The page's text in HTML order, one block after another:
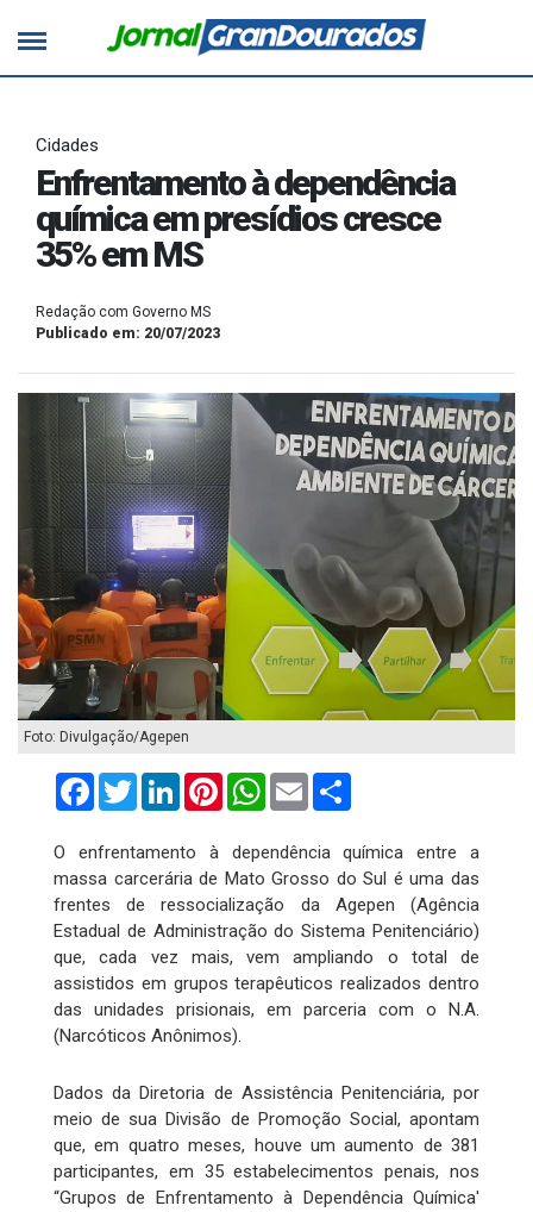
Cidades
Enfrentamento à dependência
química em presídios cresce
35% em MS
Redação com Governo MS
Publicado em: 20/07/2023
Foto: Divulgação/Agepen
FacebookTwitterLinkedInPinterestWhatsApp
Email
O enfrentamento à dependência química entre a
massa carcerária de Mato Grosso do Sul é uma das
frentes de ressocialização da Agepen (Agência
Estadual de Administração do Sistema Penitenciário)
que, cada vez mais, vem ampliando o total de
assistidos em grupos terapêuticos realizados dentro
das unidades prisionais, em parceria com o N.A.
(Narcóticos Anônimos).
Dados da Diretoria de Assistência Penitenciária, por
meio de sua Divisão de Promoção Social, apontam
que, em quatro meses, houve um aumento de 381
participantes, em 35 estabelecimentos penais, nos
“Grupos de Enfrentamento à Dependência Química'